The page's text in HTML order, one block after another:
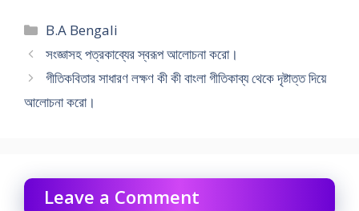
Categories
B.A Bengali
সংজ্ঞাসহ পত্রকাব্যের স্বরূপ আলোচনা করো।
গীতিকবিতার সাধারণ লক্ষণ কী কী বাংলা গীতিকাব্য থেকে দৃষ্টাত্ত দিয়ে
আলোচনা করো।
Leave a Comment